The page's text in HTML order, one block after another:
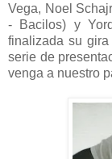
Vega, Noel
- Bacilos) y
finalizada su
serie de
venga a nuestro